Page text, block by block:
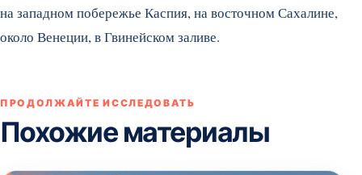
на западном побережье Каспия, на восточном Сахалине,
около Венеции, в Гвинейском заливе.
ПРОДОЛЖАЙТЕ ИССЛЕДОВАТЬ
Похожие материалы